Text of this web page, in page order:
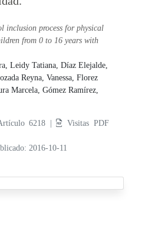
inclusion process for physical
from 0 to 16 years with
Leidy Tatiana,Díaz Elejalde,
Reyna, Vanessa,Florez
Marcela,Gómez Ramírez,
6218 |
Visitas PDF
2016-10-11